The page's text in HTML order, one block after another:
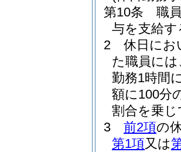
第10条
職
与を支給す
2
休日にお
た職員に
勤務1時間
額に100分
割合を乗
3
前2項の
第1項又は